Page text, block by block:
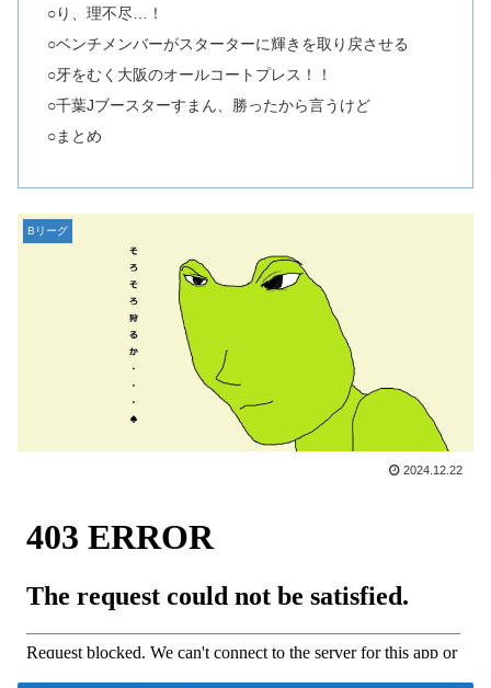
○り、理不尽…！
○ベンチメンバーがスターターに輝きを取り戻させる
○牙をむく大阪のオールコートプレス！！
○千葉Jブースターすまん、勝ったから言うけど
○まとめ
Bリーグ
2024.12.22